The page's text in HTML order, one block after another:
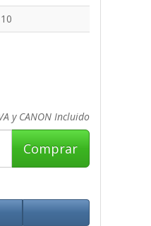
y CANON Incluido
Comprar